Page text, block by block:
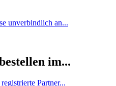
unverbindlich an...
im...